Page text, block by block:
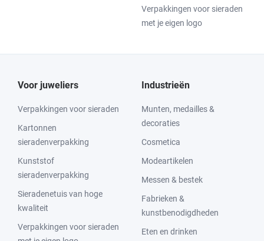
Verpakkingen voor sieraden
met je eigen logo
Voor juweliers
Verpakkingen voor sieraden
Kartonnen
sieradenverpakking
Kunststof
sieradenverpakking
Sieradenetuis van hoge
kwaliteit
Verpakkingen voor sieraden
Industrieën
Munten, medailles &
decoraties
Cosmetica
Modeartikelen
Messen & bestek
Fabrieken &
kunstbenodigdheden
Eten en drinken